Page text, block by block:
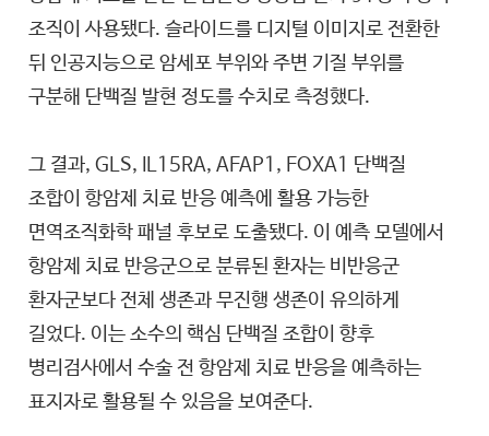
조직이 사용됐다. 슬라이드를 디지털 이미지로 전환한
뒤 인공지능으로 암세포 부위와 주변 기질 부위를
구분해 단백질 발현 정도를 수치로 측정했다.
그 결과, GLS, IL15RA, AFAP1, FOXA1 단백질
조합이 항암제 치료 반응 예측에 활용 가능한
면역조직화학 패널 후보로 도출됐다. 이 예측 모델에서
항암제 치료 반응군으로 분류된 환자는 비반응군
환자군보다 전체 생존과 무진행 생존이 유의하게
길었다. 이는 소수의 핵심 단백질 조합이 향후
병리검사에서 수술 전 항암제 치료 반응을 예측하는
표지자로 활용될 수 있음을 보여준다.